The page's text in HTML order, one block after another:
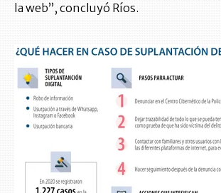
la web”, concluyó Ríos.